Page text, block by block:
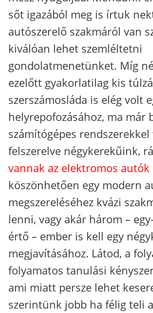
sőt igazából meg is írtuk
autószerelő szakmáról van
kiválóan lehet szemléltetni
gondolatmenetünket. Míg
ezelőtt gyakorlatilag kis
szerszámosláda is elég volt
helyrepofozásához, ma már
számítógépes
felszerelve négykerekűink,
vannak az elektromos autók
köszönhetően egy modern
megszereléséhez kvázi
lenni, vagy akár három –
értő – ember is kell egy
megjavításához. Látod, a
folyamatos tanulási
ami miatt persze lehet
szerintünk jobb ha félig teli